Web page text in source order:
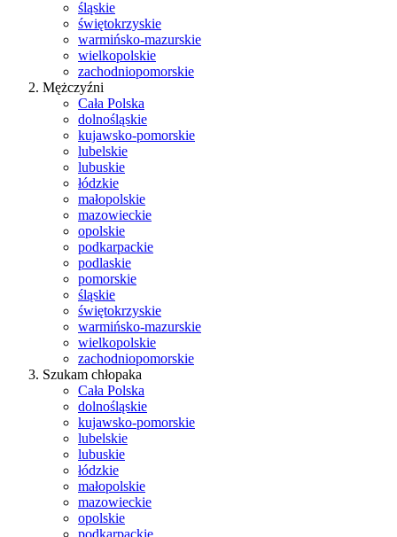
śląskie
świętokrzyskie
warmińsko-mazurskie
wielkopolskie
zachodniopomorskie
Mężczyźni
Cała Polska
dolnośląskie
kujawsko-pomorskie
lubelskie
lubuskie
łódzkie
małopolskie
mazowieckie
opolskie
podkarpackie
podlaskie
pomorskie
śląskie
świętokrzyskie
warmińsko-mazurskie
wielkopolskie
zachodniopomorskie
Szukam chłopaka
Cała Polska
dolnośląskie
kujawsko-pomorskie
lubelskie
lubuskie
łódzkie
małopolskie
mazowieckie
opolskie
podkarpackie